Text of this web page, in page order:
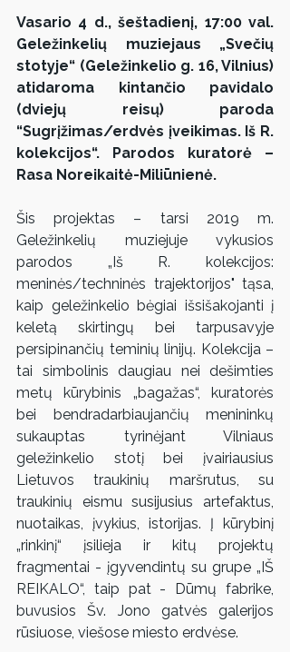
Vasario 4 d., šeštadienį, 17:00 val.
Geležinkelių muziejaus „Svečių
stotyje“ (Geležinkelio g. 16, Vilnius)
atidaroma kintančio pavidalo
(dviejų reisų) paroda
“Sugrįžimas/erdvės įveikimas. Iš R.
kolekcijos“. Parodos kuratorė –
Rasa Noreikaitė-Miliūnienė.
Šis projektas – tarsi 2019 m.
Geležinkelių muziejuje vykusios
parodos „Iš R. kolekcijos:
meninės/techninės trajektorijos" tąsa,
kaip geležinkelio bėgiai išsišakojanti į
keletą skirtingų bei tarpusavyje
persipinančių teminių linijų. Kolekcija –
tai simbolinis daugiau nei dešimties
metų kūrybinis „bagažas“, kuratorės
bei bendradarbiaujančių menininkų
sukauptas tyrinėjant Vilniaus
geležinkelio stotį bei įvairiausius
Lietuvos traukinių maršrutus, su
traukinių eismu susijusius artefaktus,
nuotaikas, įvykius, istorijas. Į kūrybinį
„rinkinį“ įsilieja ir kitų projektų
fragmentai - įgyvendintų su grupe „IŠ
REIKALO“, taip pat - Dūmų fabrike,
buvusios Šv. Jono gatvės galerijos
rūsiuose, viešose miesto erdvėse.